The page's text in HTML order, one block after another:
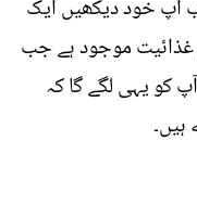
ہے۔ اب آپ خود دیکھیں ایک
غذائیت موجود ہے جب
کو یہی لگے گا کہ